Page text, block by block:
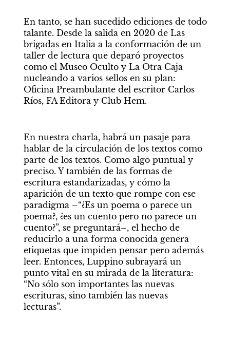
En tanto, se han sucedido ediciones de todo
talante. Desde la salida en 2020 de Las
brigadas en Italia a la conformación de un
taller de lectura que deparó proyectos
como el Museo Oculto y La Otra Caja
nucleando a varios sellos en su plan:
Oficina Preambulante del escritor Carlos
Ríos, FA Editora y Club Hem.
En nuestra charla, habrá un pasaje para
hablar de la circulación de los textos como
parte de los textos. Como algo puntual y
preciso. Y también de las formas de
escritura estandarizadas, y cómo la
aparición de un texto que rompe con ese
paradigma –“¿Es un poema o parece un
poema?, ¿es un cuento pero no parece un
cuento?”, se preguntará–, el hecho de
reducirlo a una forma conocida genera
etiquetas que impiden pensar pero además
leer. Entonces, Luppino subrayará un
punto vital en su mirada de la literatura:
“No sólo son importantes las nuevas
escrituras, sino también las nuevas
lecturas”.